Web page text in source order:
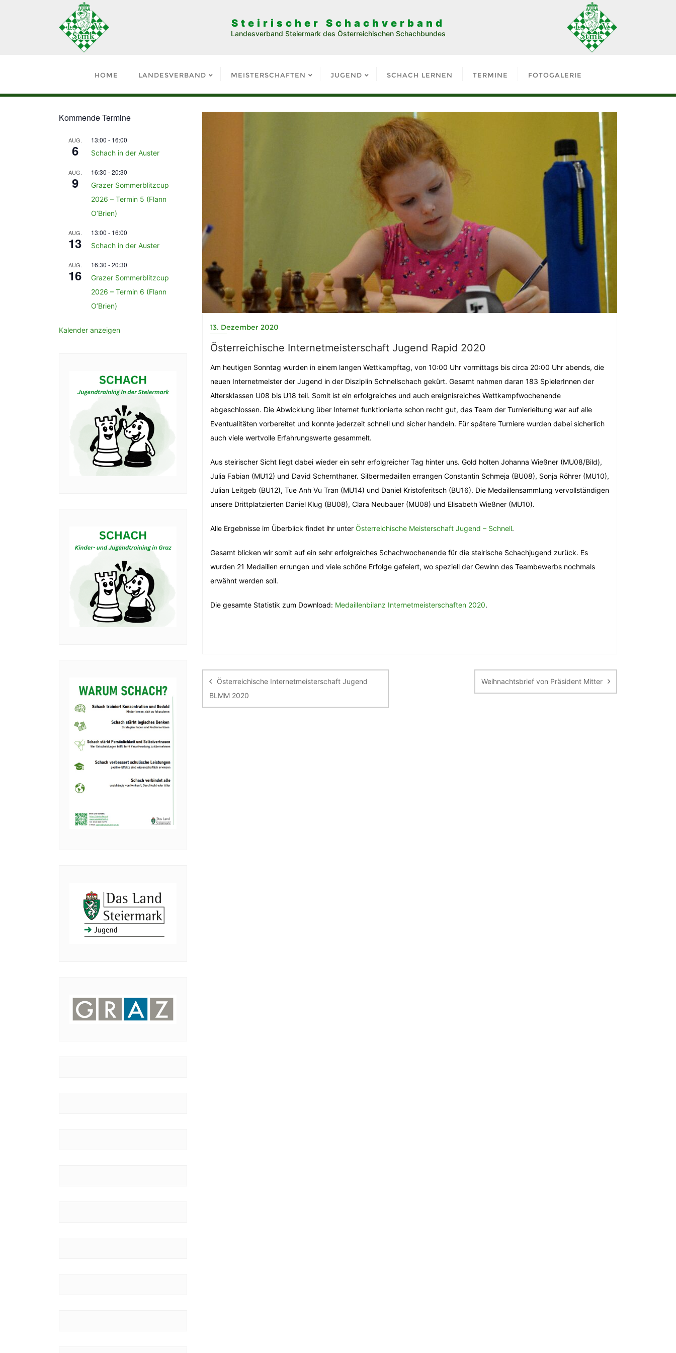
Steirischer Schachverband
Landesverband Steiermark des Österreichischen Schachbundes
HOME LANDESVERBAND MEISTERSCHAFTEN JUGEND SCHACH LERNEN TERMINE FOTOGALERIE
13. Dezember 2020
Österreichische Internetmeisterschaft Jugend Rapid 2020
Am heutigen Sonntag wurden in einem langen Wettkampftag, von 10:00 Uhr vormittags bis circa 20:00 Uhr abends, die
neuen Internetmeister der Jugend in der Disziplin Schnellschach gekürt. Gesamt nahmen daran 183 SpielerInnen der
Altersklassen U08 bis U18 teil. Somit ist ein erfolgreiches und auch ereignisreiches Wettkampfwochenende
abgeschlossen. Die Abwicklung über Internet funktionierte schon recht gut, das Team der Turnierleitung war auf alle
Eventualitäten vorbereitet und konnte jederzeit schnell und sicher handeln. Für spätere Turniere wurden dabei sicherlich
auch viele wertvolle Erfahrungswerte gesammelt.
Aus steirischer Sicht liegt dabei wieder ein sehr erfolgreicher Tag hinter uns. Gold holten Johanna Wießner (MU08/Bild),
Julia Fabian (MU12) und David Schernthaner. Silbermedaillen errangen Constantin Schmeja (BU08), Sonja Röhrer (MU10),
Julian Leitgeb (BU12), Tue Anh Vu Tran (MU14) und Daniel Kristoferitsch (BU16). Die Medaillensammlung vervollständigen
unsere Drittplatzierten Daniel Klug (BU08), Clara Neubauer (MU08) und Elisabeth Wießner (MU10).
Alle Ergebnisse im Überblick findet ihr unter Österreichische Meisterschaft Jugend – Schnell.
Gesamt blicken wir somit auf ein sehr erfolgreiches Schachwochenende für die steirische Schachjugend zurück. Es
wurden 21 Medaillen errungen und viele schöne Erfolge gefeiert, wo speziell der Gewinn des Teambewerbs nochmals
erwähnt werden soll.
Die gesamte Statistik zum Download: Medaillenbilanz Internetmeisterschaften 2020.
Österreichische Internetmeisterschaft Jugend
BLMM 2020
Weihnachtsbrief von Präsident Mitter
Kommende Termine
AUG.
6
13:00 - 16:00
Schach in der Auster
AUG.
9
16:30 -20:30
Grazer Sommerblitzcup
2026 – Termin 5 (Flann
O’Brien)
AUG.
13
13:00 - 16:00
Schach in der Auster
AUG.
16
16:30 -20:30
Grazer Sommerblitzcup
2026 – Termin 6 (Flann
O’Brien)
Kalender anzeigen